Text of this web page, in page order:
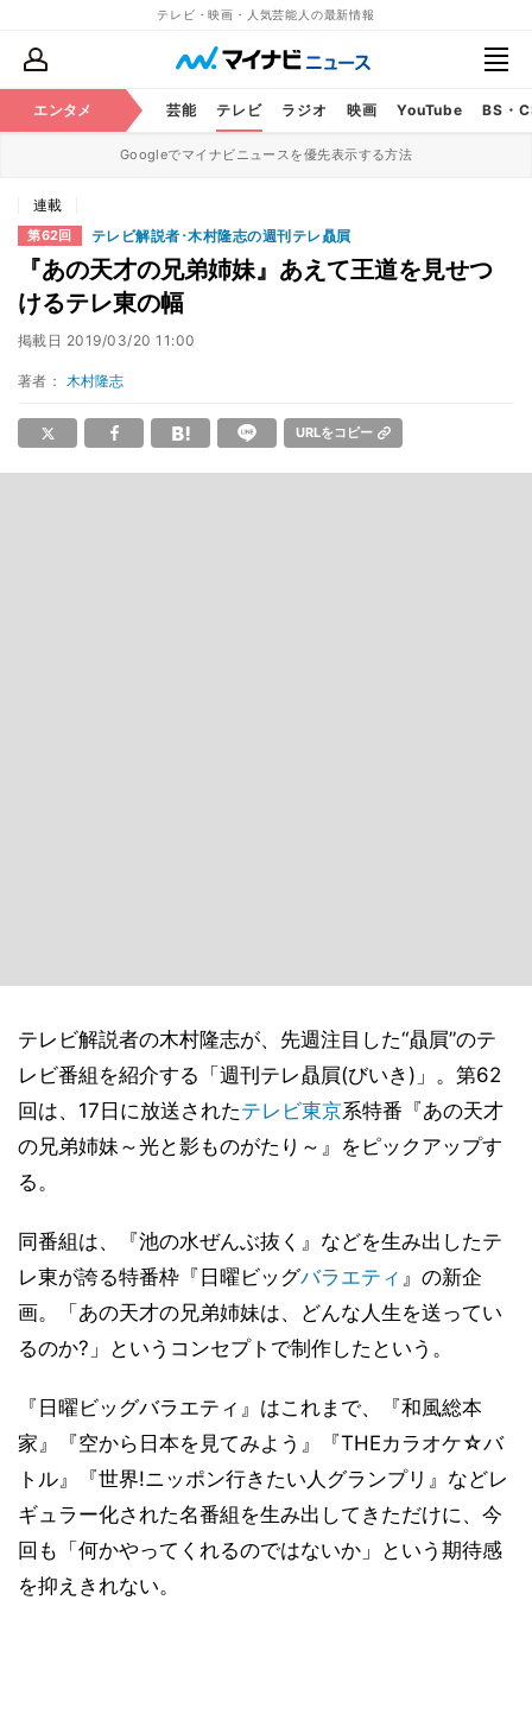
テレビ・映画・人気芸能人の最新情報
エンタメ 芸能 テレビ ラジオ 映画 YouTube BS・
Googleでマイナビニュースを優先表示する方法
連載
第62回 テレビ解説者･木村隆志の週刊テレ贔屓
『あの天才の兄弟姉妹』あえて王道を見せつ
けるテレ東の幅
掲載日 2019/03/20 11:00
著者： 木村隆志
URLをコピー
テレビ解説者の木村隆志が、先週注目した“贔屓”のテ
レビ番組を紹介する「週刊テレ贔屓(びいき)」。第62
回は、17日に放送されたテレビ東京系特番『あの天才
の兄弟姉妹～光と影ものがたり～』をピックアップす
る。
同番組は、『池の水ぜんぶ抜く』などを生み出したテ
レ東が誇る特番枠『日曜ビッグバラエティ 』の新企
画。「あの天才の兄弟姉妹は、どんな人生を送ってい
るのか?」というコンセプトで制作したという。
『日曜ビッグバラエティ』はこれまで、『和風総本
家』『空から日本を見てみよう』『THEカラオケ☆バ
トル』『世界!ニッポン行きたい人グランプリ』などレ
ギュラー化された名番組を生み出してきただけに、今
回も「何かやってくれるのではないか」という期待感
を抑えきれない。